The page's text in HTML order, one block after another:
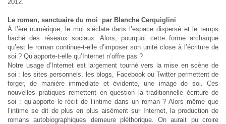
2012.
Le roman, sanctuaire du moi par Blanche Cerquiglini
À l’ère numérique, le moi s’éclate dans l’espace dispersé et le temps
haché des réseaux sociaux. Alors, pourquoi cette forme archaïque
qu’est le roman continue-t-elle d’imposer son unité close à l’écriture de
soi ? Qu’apporte-t-elle qu’Internet n’offre pas ?
Notre usage d’Internet est largement tourné vers la mise en scène de
soi : les sites personnels, les blogs, Facebook ou Twitter permettent de
forger, de manière immédiate et évidente, une image de soi. Ces
nouvelles pratiques remettent en question la traditionnelle écriture de
soi : qu’apporte le récit de l’intime dans un roman ? Alors même que
l’intime se dit de plus en plus aisément sur Internet, la production de
romans autobiographiques demeure pléthorique. On aurait pu croire